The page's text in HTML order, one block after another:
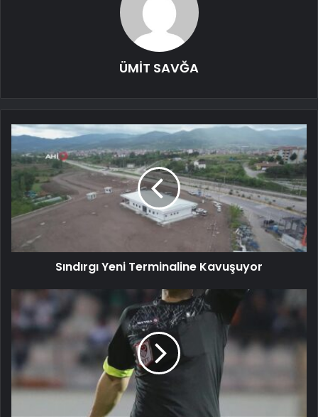
ÜMİT SAVĞA
Sındırgı Yeni Terminaline Kavuşuyor